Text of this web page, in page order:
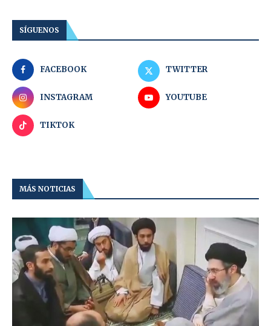
SÍGUENOS
FACEBOOK TWITTER
INSTAGRAM YOUTUBE
TIKTOK
MÁS NOTICIAS